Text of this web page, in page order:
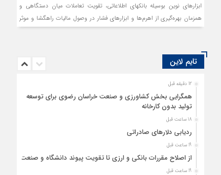
ابزارهای نوین بوسیله بانکهای اطلاعاتی، تقویت تعاملات میان دستگاهی و
همزمان بهره‌گیری از اهرم‌ها و ابزارهای فشار در وصول مالیات راهگشا و موثر
است.
تایم لاین
12 دقیقه قبل
همگرایی بخش کشاورزی و صنعت خراسان رضوی برای توسعه
تولید بدون کارخانه
18 ساعت قبل
ردیابی دلارهای صادراتی
19 ساعت قبل
از اصلاح مقررات بانکی و ارزی تا تقویت پیوند دانشگاه و صنعت
19 ساعت قبل